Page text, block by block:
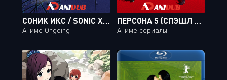
СОНИК ИКС / SONIC X [18 ИЗ 78]
Аниме Ongoing
ПЕРСОНА 5 (СПЭШЛ 2): ЗВЁЗДЫ И МЫ / PERSONA 5 THE ANIMATION: STARS AND OURS
Аниме сериалы